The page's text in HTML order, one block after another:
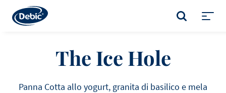
main
CERCA
The Ice Hole
Panna Cotta allo yogurt, granita di basilico e mela